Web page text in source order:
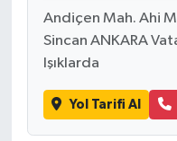
Andiçen Mah. Ahi
Sincan ANKARA
Işıklarda
Yol Tarifi Al